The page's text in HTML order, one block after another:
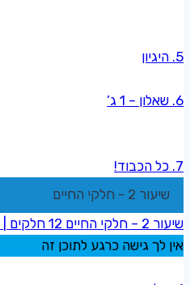
5. היגיון
6. שאלון – 1 ג’
7. כל הכבוד!
שיעור 2 - חלקי החיים
שיעור 2 – חלקי החיים
12 חלקים
אין לך גישה כרגע לתוכן זה